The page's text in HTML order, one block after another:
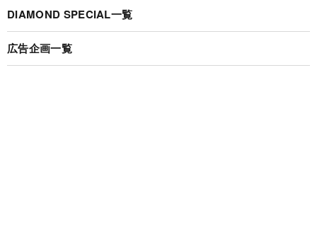
DIAMOND SPECIAL一覧
広告企画一覧